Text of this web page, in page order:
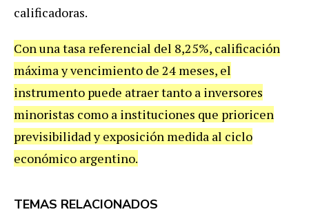
calificadoras.
Con una tasa referencial del 8,25%, calificación
máxima y vencimiento de 24 meses, el
instrumento puede atraer tanto a inversores
minoristas como a instituciones que prioricen
previsibilidad y exposición medida al ciclo
económico argentino.
TEMAS RELACIONADOS